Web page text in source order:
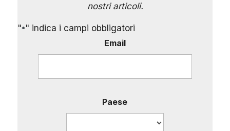
nostri articoli.
"*" indica i campi obbligatori
Email
Paese